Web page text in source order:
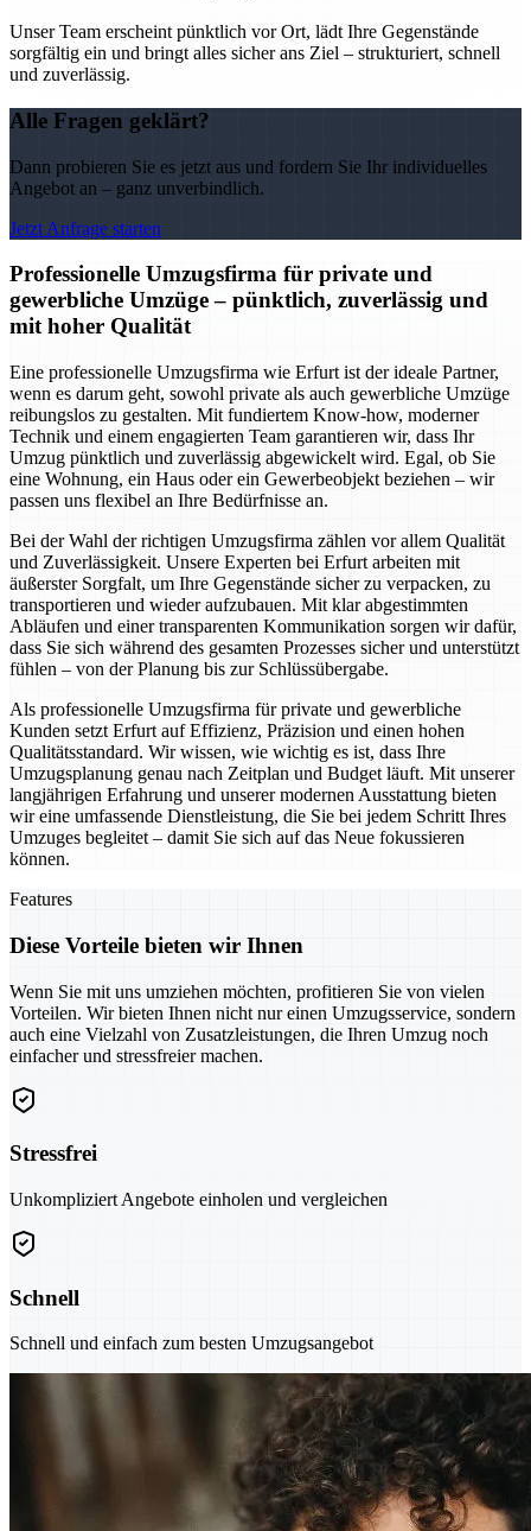
Unser Team erscheint pünktlich vor Ort, lädt Ihre Gegenstände
sorgfältig ein und bringt alles sicher ans Ziel – strukturiert, schnell
und zuverlässig.
Alle Fragen geklärt?
Dann probieren Sie es jetzt aus und fordern Sie Ihr individuelles
Angebot an – ganz unverbindlich.
Jetzt Anfrage starten
Professionelle Umzugsfirma für private und
gewerbliche Umzüge – pünktlich, zuverlässig und
mit hoher Qualität
Eine professionelle Umzugsfirma wie Erfurt ist der ideale Partner,
wenn es darum geht, sowohl private als auch gewerbliche Umzüge
reibungslos zu gestalten. Mit fundiertem Know-how, moderner
Technik und einem engagierten Team garantieren wir, dass Ihr
Umzug pünktlich und zuverlässig abgewickelt wird. Egal, ob Sie
eine Wohnung, ein Haus oder ein Gewerbeobjekt beziehen – wir
passen uns flexibel an Ihre Bedürfnisse an.
Bei der Wahl der richtigen Umzugsfirma zählen vor allem Qualität
und Zuverlässigkeit. Unsere Experten bei Erfurt arbeiten mit
äußerster Sorgfalt, um Ihre Gegenstände sicher zu verpacken, zu
transportieren und wieder aufzubauen. Mit klar abgestimmten
Abläufen und einer transparenten Kommunikation sorgen wir dafür,
dass Sie sich während des gesamten Prozesses sicher und unterstützt
fühlen – von der Planung bis zur Schlüssübergabe.
Als professionelle Umzugsfirma für private und gewerbliche
Kunden setzt Erfurt auf Effizienz, Präzision und einen hohen
Qualitätsstandard. Wir wissen, wie wichtig es ist, dass Ihre
Umzugsplanung genau nach Zeitplan und Budget läuft. Mit unserer
langjährigen Erfahrung und unserer modernen Ausstattung bieten
wir eine umfassende Dienstleistung, die Sie bei jedem Schritt Ihres
Umzuges begleitet – damit Sie sich auf das Neue fokussieren
können.
Features
Diese Vorteile bieten wir Ihnen
Wenn Sie mit uns umziehen möchten, profitieren Sie von vielen
Vorteilen. Wir bieten Ihnen nicht nur einen Umzugsservice, sondern
auch eine Vielzahl von Zusatzleistungen, die Ihren Umzug noch
einfacher und stressfreier machen.
Stressfrei
Unkompliziert Angebote einholen und vergleichen
Schnell
Schnell und einfach zum besten Umzugsangebot